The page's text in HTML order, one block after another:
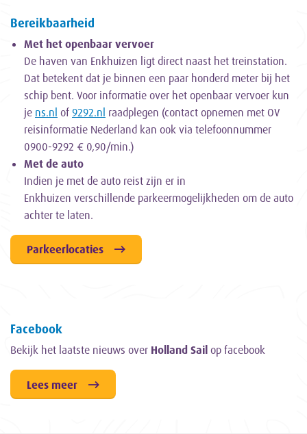
Bereikbaarheid
Met het openbaar vervoer
De haven van Enkhuizen ligt direct naast het treinstation.
Dat betekent dat je binnen een paar honderd meter bij het
schip bent. Voor informatie over het openbaar vervoer kun
je ns.nl of 9292.nl raadplegen (contact opnemen met OV
reisinformatie Nederland kan ook via telefoonnummer
0900-9292 € 0,90/min.)
Met de auto
Indien je met de auto reist zijn er in
Enkhuizen verschillende parkeermogelijkheden om de auto
achter te laten.
Parkeerlocaties
Facebook
Bekijk het laatste nieuws over Holland Sail op facebook
Lees meer